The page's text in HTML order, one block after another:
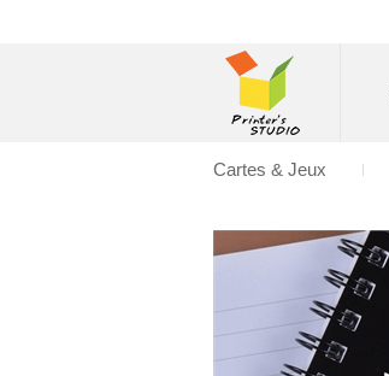
Cartes & Jeux